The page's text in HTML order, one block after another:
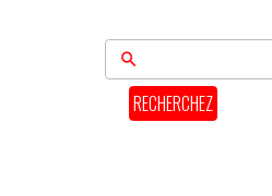
RECHERCHEZ